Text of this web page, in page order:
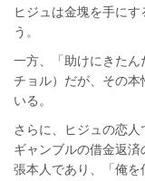
ヒジュは金塊を手に
う。
一方、「助けにきた
チョル）だが、その本
いる。
さらに、ヒジュの恋人
ギャンブルの借金返
張本人であり、「俺